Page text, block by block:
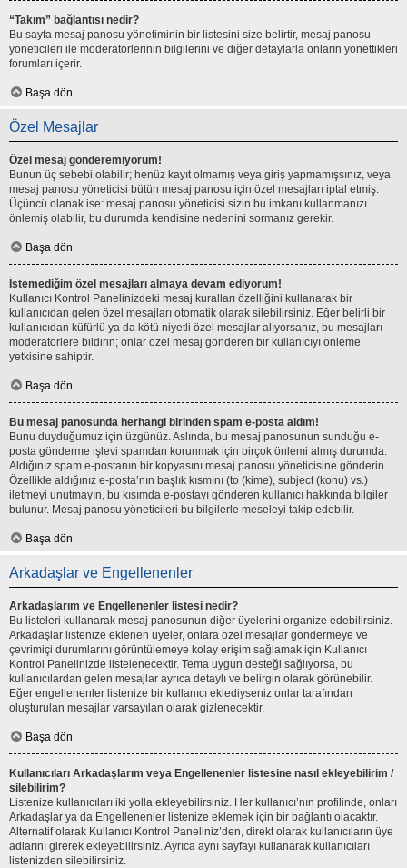
“Takım” bağlantısı nedir?
Bu sayfa mesaj panosu yönetiminin bir listesini size belirtir, mesaj panosu
yöneticileri ile moderatörlerinin bilgilerini ve diğer detaylarla onların yönettikleri
forumları içerir.
Başa dön
Özel Mesajlar
Özel mesaj gönderemiyorum!
Bunun üç sebebi olabilir; henüz kayıt olmamış veya giriş yapmamışsınız, veya
mesaj panosu yöneticisi bütün mesaj panosu için özel mesajları iptal etmiş.
Üçüncü olanak ise: mesaj panosu yöneticisi sizin bu imkanı kullanmanızı
önlemiş olabilir, bu durumda kendisine nedenini sormanız gerekir.
Başa dön
İstemediğim özel mesajları almaya devam ediyorum!
Kullanıcı Kontrol Panelinizdeki mesaj kuralları özelliğini kullanarak bir
kullanıcıdan gelen özel mesajları otomatik olarak silebilirsiniz. Eğer belirli bir
kullanıcıdan küfürlü ya da kötü niyetli özel mesajlar alıyorsanız, bu mesajları
moderatörlere bildirin; onlar özel mesaj gönderen bir kullanıcıyı önleme
yetkisine sahiptir.
Başa dön
Bu mesaj panosunda herhangi birinden spam e-posta aldım!
Bunu duyduğumuz için üzgünüz. Aslında, bu mesaj panosunun sunduğu e-
posta gönderme işlevi spamdan korunmak için birçok önlemi almış durumda.
Aldığınız spam e-postanın bir kopyasını mesaj panosu yöneticisine gönderin.
Özellikle aldığınız e-posta’nın başlık kısmını (to (kime), subject (konu) vs.)
iletmeyi unutmayın, bu kısımda e-postayı gönderen kullanıcı hakkında bilgiler
bulunur. Mesaj panosu yöneticileri bu bilgilerle meseleyi takip edebilir.
Başa dön
Arkadaşlar ve Engellenenler
Arkadaşlarım ve Engellenenler listesi nedir?
Bu listeleri kullanarak mesaj panosunun diğer üyelerini organize edebilirsiniz.
Arkadaşlar listenize eklenen üyeler, onlara özel mesajlar göndermeye ve
çevrimiçi durumlarını görüntülemeye kolay erişim sağlamak için Kullanıcı
Kontrol Panelinizde listelenecektir. Tema uygun desteği sağlıyorsa, bu
kullanıcılardan gelen mesajlar ayrıca detaylı ve belirgin olarak görünebilir.
Eğer engellenenler listenize bir kullanıcı eklediyseniz onlar tarafından
oluşturulan mesajlar varsayılan olarak gizlenecektir.
Başa dön
Kullanıcıları Arkadaşlarım veya Engellenenler listesine nasıl ekleyebilirim /
silebilirim?
Listenize kullanıcıları iki yolla ekleyebilirsiniz. Her kullanıcı’nın profilinde, onları
Arkadaşlar ya da Engellenenler listenize eklemek için bir bağlantı olacaktır.
Alternatif olarak Kullanıcı Kontrol Paneliniz’den, direkt olarak kullanıcıların üye
adlarını girerek ekleyebilirsiniz. Ayrıca aynı sayfayı kullanarak kullanıcıları
listenizden silebilirsiniz.